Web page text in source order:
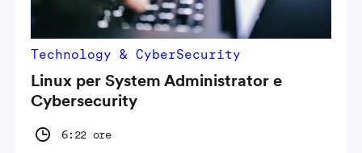
Technology & CyberSecurity
Linux per System Administrator e
Cybersecurity
6:22 ore